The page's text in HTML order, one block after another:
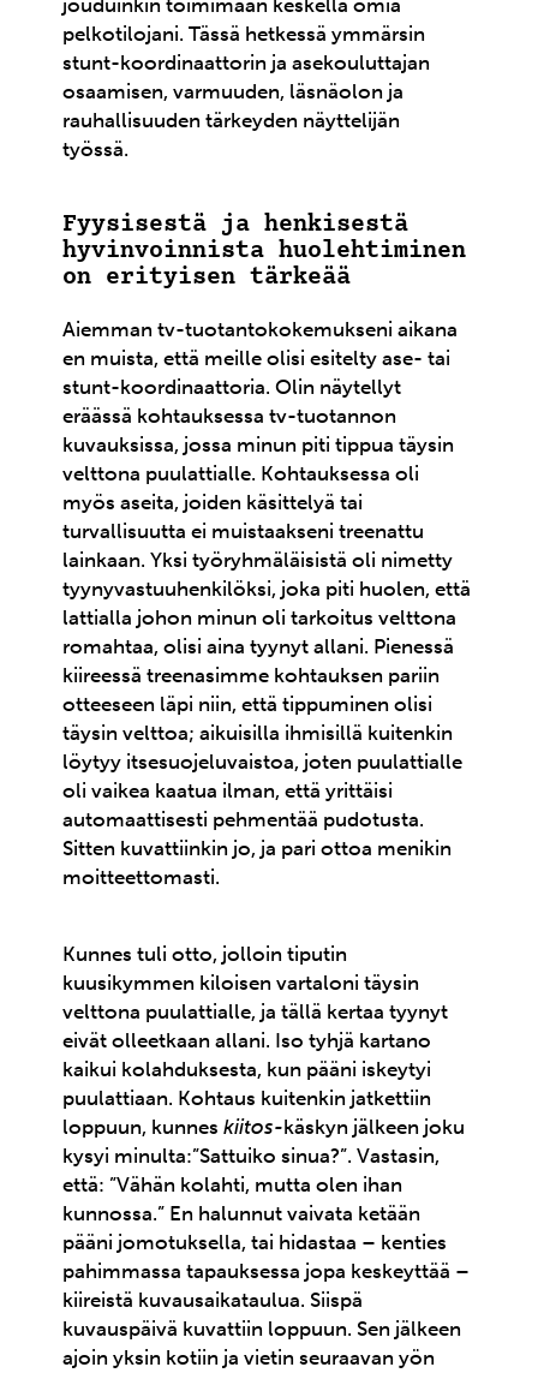
jouduinkin toimimaan keskellä omia
pelkotilojani. Tässä hetkessä ymmärsin
stunt-koordinaattorin ja asekouluttajan
osaamisen, varmuuden, läsnäolon ja
rauhallisuuden tärkeyden näyttelijän
työssä.
Fyysisestä ja henkisestä
hyvinvoinnista huolehtiminen
on erityisen tärkeää
Aiemman tv-tuotantokokemukseni aikana
en muista, että meille olisi esitelty ase- tai
stunt-koordinaattoria. Olin näytellyt
eräässä kohtauksessa tv-tuotannon
kuvauksissa, jossa minun piti tippua täysin
velttona puulattialle. Kohtauksessa oli
myös aseita, joiden käsittelyä tai
turvallisuutta ei muistaakseni treenattu
lainkaan. Yksi työryhmäläisistä oli nimetty
tyynyvastuuhenkilöksi, joka piti huolen, että
lattialla johon minun oli tarkoitus velttona
romahtaa, olisi aina tyynyt allani. Pienessä
kiireessä treenasimme kohtauksen pariin
otteeseen läpi niin, että tippuminen olisi
täysin velttoa; aikuisilla ihmisillä kuitenkin
löytyy itsesuojeluvaistoa, joten puulattialle
oli vaikea kaatua ilman, että yrittäisi
automaattisesti pehmentää pudotusta.
Sitten kuvattiinkin jo, ja pari ottoa menikin
moitteettomasti.
Kunnes tuli otto, jolloin tiputin
kuusikymmen kiloisen vartaloni täysin
velttona puulattialle, ja tällä kertaa tyynyt
eivät olleetkaan allani. Iso tyhjä kartano
kaikui kolahduksesta, kun pääni iskeytyi
puulattiaan. Kohtaus kuitenkin jatkettiin
loppuun, kunneskiitos-käskyn jälkeen joku
kysyi minulta:”Sattuiko sinua?”. Vastasin,
että: ”Vähän kolahti, mutta olen ihan
kunnossa.” En halunnut vaivata ketään
pääni jomotuksella, tai hidastaa – kenties
pahimmassa tapauksessa jopa keskeyttää –
kiireistä kuvausaikataulua. Siispä
kuvauspäivä kuvattiin loppuun. Sen jälkeen
ajoin yksin kotiin ja vietin seuraavan yön